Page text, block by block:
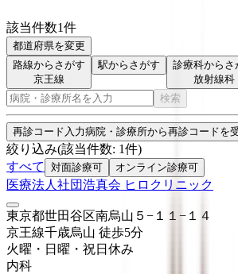
該当件数1件
都道府県を変更
路線からさがす
京王線
駅からさがす
診療科からさ
放射線科
検索
再診コード入力病院・診療所から再診コードを
絞り込み(該当件数: 1件)
すべて
対面診療可 オンライン診療可
医療法人社団浩真会 ヒロクリニック
東京都世田谷区南烏山５−１１−１４
京王線千歳烏山 徒歩5分
火曜・日曜・祝日 休み
内科